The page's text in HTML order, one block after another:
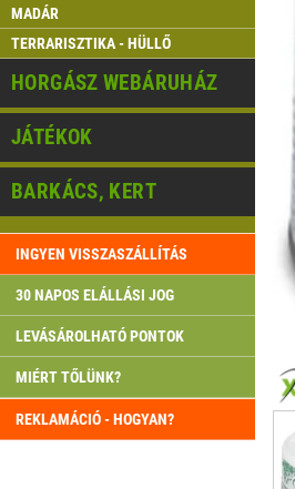
MADÁR
TERRARISZTIKA - HÜLLŐ
HORGÁSZ WEBÁRUHÁZ
JÁTÉKOK
BARKÁCS, KERT
INGYEN VISSZASZÁLLÍTÁS
30 NAPOS ELÁLLÁSI JOG
LEVÁSÁROLHATÓ PONTOK
MIÉRT TŐLÜNK?
REKLAMÁCIÓ - HOGYAN?